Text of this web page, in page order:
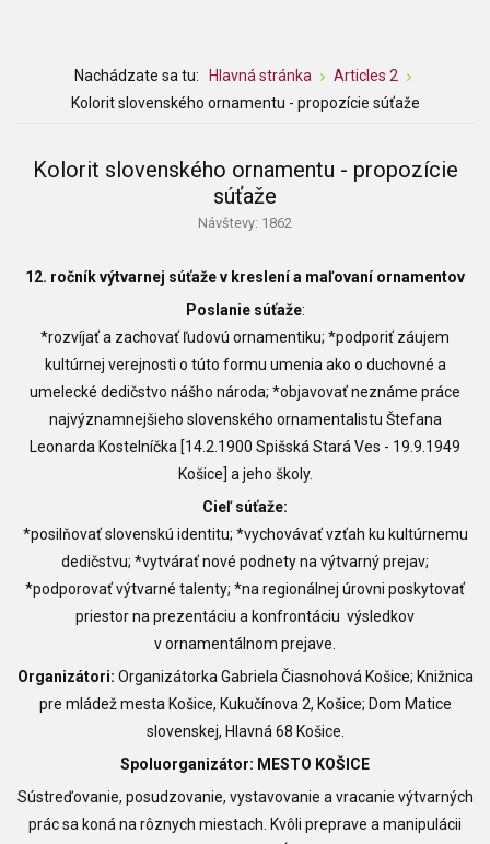
Nachádzate sa tu: Hlavná stránka
Articles 2
Kolorit slovenského ornamentu - propozície súťaže
Kolorit slovenského ornamentu - propozície
súťaže
Návštevy: 1862
12. ročníkvýtvarnej súťaže v kreslení a maľovaní ornamentov
Poslanie súťaže:
*rozvíjať a zachovať ľudovú ornamentiku; *podporiť záujem
kultúrnej verejnosti o túto formu umenia ako o duchovné a
umelecké dedičstvo nášho národa; *objavovať neznáme práce
najvýznamnejšieho slovenského ornamentalistu Štefana
Leonarda Kostelníčka [14.2.1900 Spišská Stará Ves - 19.9.1949
Košice] a jeho školy.
Cieľ súťaže:
*posilňovať slovenskú identitu; *vychovávať vzťah ku kultúrnemu
dedičstvu; *vytvárať nové podnety na výtvarný prejav;
*podporovať výtvarné talenty; *na regionálnej úrovni poskytovať
priestor na prezentáciu a konfrontáciu výsledkov
v ornamentálnom prejave.
Organizátori: Organizátorka Gabriela Čiasnohová Košice; Knižnica
pre mládež mesta Košice, Kukučínova 2, Košice; Dom Matice
slovenskej, Hlavná 68 Košice.
Spoluorganizátor: MESTO KOŠICE
Sústreďovanie, posudzovanie, vystavovanie a vracanie výtvarných
prác sa koná na rôznych miestach. Kvôli preprave a manipulácii